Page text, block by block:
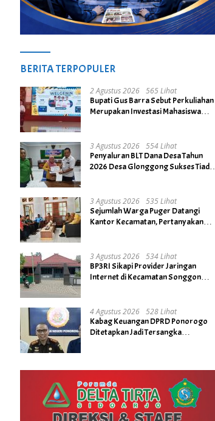
BERITA TERPOPULER
2 Agustus 2026
565 Lihat
Bupati Gus Barra Sebut Perkuliahan
Merupakan Investasi Mahasiswa
3 Agustus 2026
554 Lihat
Penyaluran BLT Dana Desa Tahun
2026 Desa Glonggong Sukses Tiada
3 Agustus 2026
535 Lihat
Sejumlah Warga Puger Datangi
Kantor Kecamatan, Pertanyakan
3 Agustus 2026
534 Lihat
BP3RI Sikapi Provider Jaringan
Internet di Kecamatan Songgon
4 Agustus 2026
528 Lihat
Kabag Keuangan DPRD Ponorogo
Ditetapkan Jadi Tersangka